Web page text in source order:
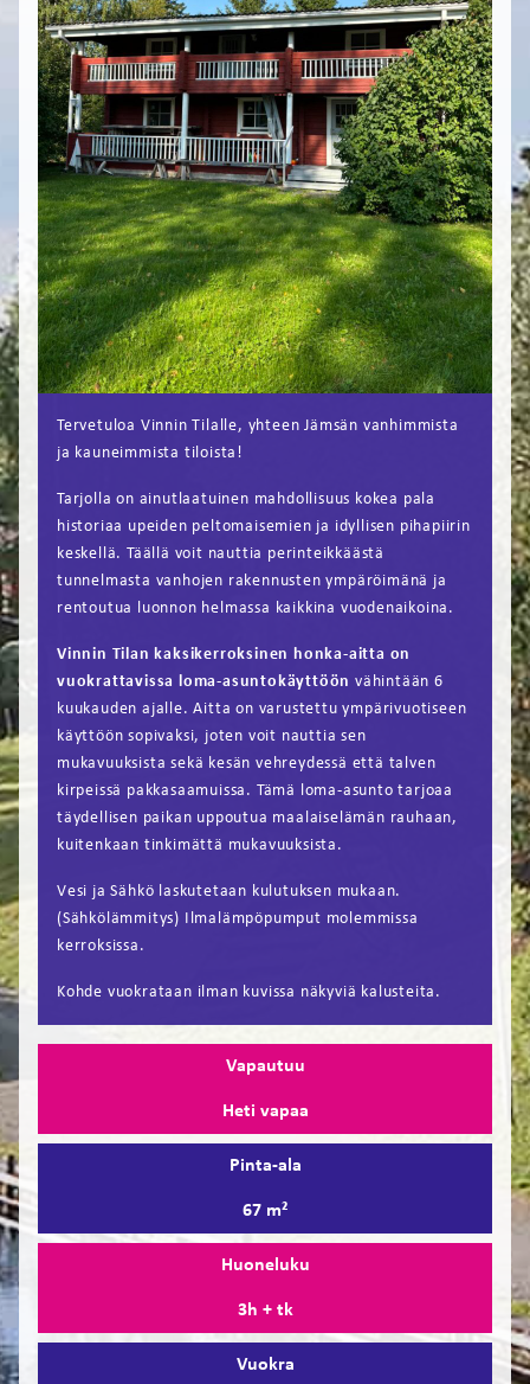
EN
Tervetuloa Vinnin Tilalle, yhteen Jämsän vanhimmista
ja kauneimmista tiloista!
Tarjolla on ainutlaatuinen mahdollisuus kokea pala
historiaa upeiden peltomaisemien ja idyllisen pihapiirin
keskellä. Täällä voit nauttia perinteikkäästä
tunnelmasta vanhojen rakennusten ympäröimänä ja
rentoutua luonnon helmassa kaikkina vuodenaikoina.
Vinnin Tilan kaksikerroksinen honka-aitta on
vuokrattavissa loma-asuntokäyttöön vähintään 6
kuukauden ajalle. Aitta on varustettu ympärivuotiseen
käyttöön sopivaksi, joten voit nauttia sen
mukavuuksista sekä kesän vehreydessä että talven
kirpeissä pakkasaamuissa. Tämä loma-asunto tarjoaa
täydellisen paikan uppoutua maalaiselämän rauhaan,
kuitenkaan tinkimättä mukavuuksista.
Vesi ja Sähkö laskutetaan kulutuksen mukaan.
(Sähkölämmitys) Ilmalämpöpumput molemmissa
kerroksissa.
Kohde vuokrataan ilman kuvissa näkyviä kalusteita.
Vapautuu
Heti vapaa
Pinta-ala
67 m²
Huoneluku
3h + tk
Vuokra